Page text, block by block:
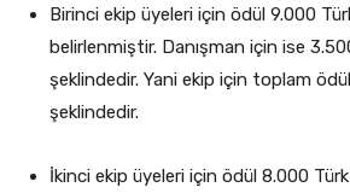
Birinci ekip üyeleri için ödül 9.000
belirlenmiştir. Danışman için ise
şeklindedir. Yani ekip için toplam
şeklindedir.
İkinci ekip üyeleri için ödül 8.000 Türk